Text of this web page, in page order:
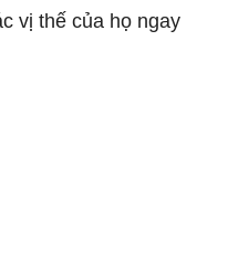
vị thế của họ ngay